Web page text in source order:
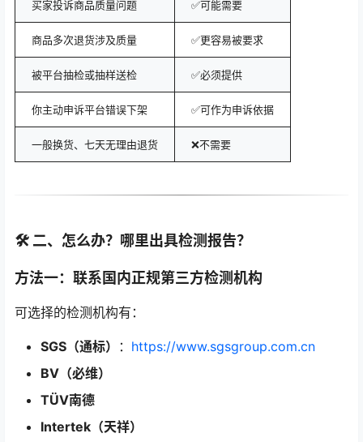
买家投诉商品质量问题 ✅可能需要
商品多次退货涉及质量 ✅更容易被要求
被平台抽检或抽样送检 ✅必须提供
你主动申诉平台错误下架 ✅可作为申诉依据
一般换货、七天无理由退货 ❌不需要
🛠 二、怎么办？哪里出具检测报告？
方法一： 联系国内正规第三方检测机构
可选择的检测机构有：
SGS（通标） ： https://www.sgsgroup.com.cn
BV（必维）
TÜV南德
Intertek（天祥）